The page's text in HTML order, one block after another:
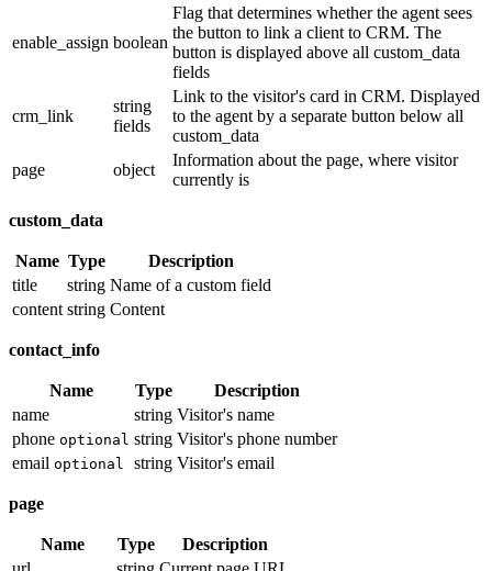
enable_assign boolean
Flag that determines whether the agent sees
the button to link a client to CRM. The
button is displayed above all custom_data
fields
crm_link
string
fields
Link to the visitor's card in CRM. Displayed
to the agent by a separate button below all
custom_data
page
object
Information about the page, where visitor
currently is
custom_data
Name Type
Description
title
string Name of a custom field
content string Content
contact_info
Name Type
Description
name
string Visitor's name
phone optional string Visitor's phone number
email optional string Visitor's email
page
Name Type
Description